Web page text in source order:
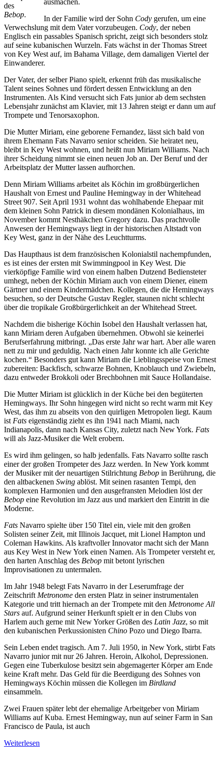
des
Bebop.
ausmachen.
In der Familie wird der Sohn Cody gerufen, um eine
Verwechslung mit dem Vater vorzubeugen. Cody, der neben
Englisch ein passables Spanisch spricht, zeigt sich besonders stolz
auf seine kubanischen Wurzeln. Fats wächst in der Thomas Street
von Key West auf, im Bahama Village, dem damaligen Viertel der
Einwanderer.
Der Vater, der selber Piano spielt, erkennt früh das musikalische
Talent seines Sohnes und fördert dessen Entwicklung an den
Instrumenten. Als Kind versucht sich Fats junior ab dem sechsten
Lebensjahr zunächst am Klavier, mit 13 Jahren steigt er dann um auf
Trompete und Tenorsaxophon.
Die Mutter Miriam, eine geborene Fernandez, lässt sich bald von
ihrem Ehemann Fats Navarro senior scheiden. Sie heiratet neu,
bleibt in Key West wohnen, und heißt nun Miriam Williams. Nach
ihrer Scheidung nimmt sie einen neuen Job an. Der Beruf und der
Arbeitsplatz der Mutter lassen aufhorchen.
Denn Miriam Williams arbeitet als Köchin im großbürgerlichen
Haushalt von Ernest und Pauline Hemingway in der Whitehead
Street 907. Seit April 1931 wohnt das wohlhabende Ehepaar mit
dem kleinen Sohn Patrick in diesem mondänen Kolonialhaus, im
November kommt Nesthäkchen Gregory dazu. Das prachtvolle
Anwesen der Hemingways liegt in der historischen Altstadt von
Key West, ganz in der Nähe des Leuchtturms.
Das Haupthaus ist dem französischen Kolonialstil nachempfunden,
es ist eines der ersten mit Swimmingpool in Key West. Die
vierköpfige Familie wird von einem halben Dutzend Bediensteter
umhegt, neben der Köchin Miriam auch von einem Diener, einem
Gärtner und einem Kindermädchen. Kollegen, die die Hemingways
besuchen, so der Deutsche Gustav Regler, staunen nicht schlecht
über die tropikale Großbürgerlichkeit an der Whitehead Street.
Nachdem die bisherige Köchin Isobel den Haushalt verlassen hat,
kann Miriam deren Aufgaben übernehmen. Obwohl sie keinerlei
Berufserfahrung mitbringt. „Das erste Jahr war hart. Aber alle waren
nett zu mir und geduldig. Nach einen Jahr konnte ich alle Gerichte
kochen.“ Besonders gut kann Miriam die Lieblingsspeise von Ernest
zubereiten: Backfisch, schwarze Bohnen, Knoblauch und Zwiebeln,
dazu entweder Brokkoli oder Brechbohnen mit Sauce Hollandaise.
Die Mutter Miriam ist glücklich in der Küche bei den begüterten
Hemingways. Ihr Sohn hingegen wird nicht so recht warm mit Key
West, das ihm zu abseits von den quirligen Metropolen liegt. Kaum
ist Fats eigenständig zieht es ihn 1941 nach Miami, nach
Indianapolis, dann nach Kansas City, zuletzt nach New York. Fats
will als Jazz-Musiker die Welt erobern.
Es wird ihm gelingen, so halb jedenfalls. Fats Navarro sollte rasch
einer der großen Trompeter des Jazz werden. In New York kommt
der Musiker mit der neuartigen Stilrichtung Bebop in Berührung, die
den altbackenen Swing ablöst. Mit seinen rasanten Tempi, den
komplexen Harmonien und den ausgefransten Melodien löst der
Bebop eine Revolution im Jazz aus und markiert den Eintritt in die
Moderne.
Fats Navarro spielte über 150 Titel ein, viele mit den großen
Solisten seiner Zeit, mit Illinois Jacquet, mit Lionel Hampton und
Coleman Hawkins. Als kraftvoller Innovator macht sich der Mann
aus Key West in New York einen Namen. Als Trompeter versteht er,
den harten Anschlag des Bebop mit betont lyrischen
Improvisationen zu untermalen.
Im Jahr 1948 belegt Fats Navarro in der Leserumfrage der
Zeitschrift Metronome den ersten Platz in seiner instrumentalen
Kategorie und tritt hiernach an der Trompete mit den Metronome All
Stars auf. Aufgrund seiner Herkunft spielt er in den Clubs von
Harlem auch gerne mit New Yorker Größen des Latin Jazz, so mit
den kubanischen Perkussionisten Chino Pozo und Diego Ibarra.
Sein Leben endet tragisch. Am 7. Juli 1950, in New York, stirbt Fats
Navarro junior mit nur 26 Jahren. Heroin, Alkohol, Depressionen.
Gegen eine Tuberkulose besitzt sein abgemagerter Körper am Ende
keine Kraft mehr. Das Geld für die Beerdigung des Sohnes von
Hemingways Köchin müssen die Kollegen im Birdland
einsammeln.
Zwei Frauen später lebt der ehemalige Arbeitgeber von Miriam
Williams auf Kuba. Ernest Hemingway, nun auf seiner Farm in San
Francisco de Paula, ist auch
Weiterlesen